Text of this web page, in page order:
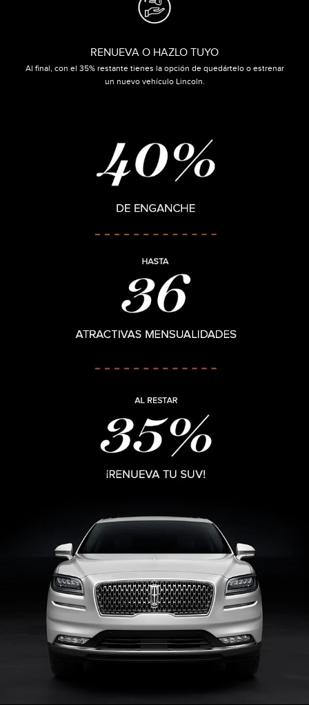
RENUEVA O HAZLO TUYO
Al final, con el 35% restante tienes la opción de quedártelo o estrenar
un nuevo vehículo Lincoln.